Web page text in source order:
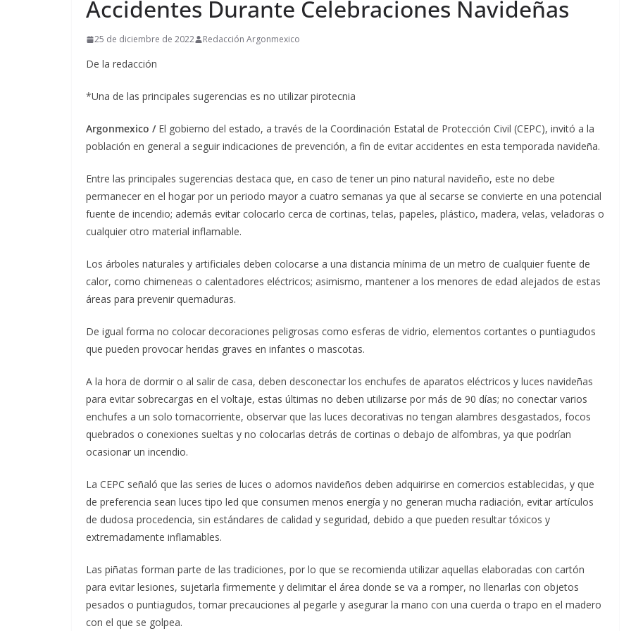
Accidentes Durante Celebraciones Navideñas
25 de diciembre de 2022 Redacción Argonmexico
De la redacción
*Una de las principales sugerencias es no utilizar pirotecnia
Argonmexico /El gobierno del estado, a través de la Coordinación Estatal de Protección Civil (CEPC), invitó a la
población en general a seguir indicaciones de prevención, a fin de evitar accidentes en esta temporada navideña.
Entre las principales sugerencias destaca que, en caso de tener un pino natural navideño, este no debe
permanecer en el hogar por un periodo mayor a cuatro semanas ya que al secarse se convierte en una potencial
fuente de incendio; además evitar colocarlo cerca de cortinas, telas, papeles, plástico, madera, velas, veladoras o
cualquier otro material inflamable.
Los árboles naturales y artificiales deben colocarse a una distancia mínima de un metro de cualquier fuente de
calor, como chimeneas o calentadores eléctricos; asimismo, mantener a los menores de edad alejados de estas
áreas para prevenir quemaduras.
De igual forma no colocar decoraciones peligrosas como esferas de vidrio, elementos cortantes o puntiagudos
que pueden provocar heridas graves en infantes o mascotas.
A la hora de dormir o al salir de casa, deben desconectar los enchufes de aparatos eléctricos y luces navideñas
para evitar sobrecargas en el voltaje, estas últimas no deben utilizarse por más de 90 días; no conectar varios
enchufes a un solo tomacorriente, observar que las luces decorativas no tengan alambres desgastados, focos
quebrados o conexiones sueltas y no colocarlas detrás de cortinas o debajo de alfombras, ya que podrían
ocasionar un incendio.
La CEPC señaló que las series de luces o adornos navideños deben adquirirse en comercios establecidas, y que
de preferencia sean luces tipo led que consumen menos energía y no generan mucha radiación, evitar artículos
de dudosa procedencia, sin estándares de calidad y seguridad, debido a que pueden resultar tóxicos y
extremadamente inflamables.
Las piñatas forman parte de las tradiciones, por lo que se recomienda utilizar aquellas elaboradas con cartón
para evitar lesiones, sujetarla firmemente y delimitar el área donde se va a romper, no llenarlas con objetos
pesados o puntiagudos, tomar precauciones al pegarle y asegurar la mano con una cuerda o trapo en el madero
con el que se golpea.